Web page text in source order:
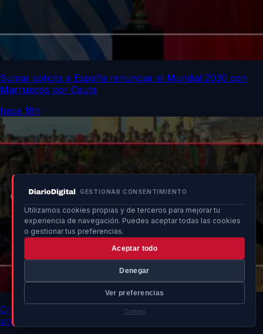
GESTIONAR CONSENTIMIENTO
Utilizamos cookies propias y de terceros para mejorar tu
experiencia de navegación. Puedes aceptar todas las cookies
o gestionar tus preferencias.
Aceptar todo
Denegar
Ver preferencias
Cookies
Sumar solicita a España renunciar al Mundial 2030 con
Marruecos por Ceuta
hace 18h
Crisis migratoria en Ceuta y Melilla: desaparecidos y
situación política